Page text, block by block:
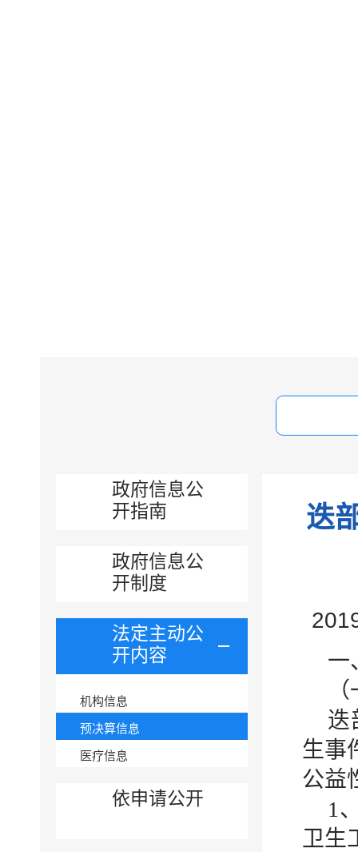
政府信息公
开指南
政府信息公
开制度
法定主动公
开内容
机构信息
预决算信息
医疗信息
依申请公开
迭
一
迭
生事
公益
1
卫生